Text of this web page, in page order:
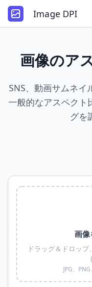
Image DPI
画像のア
SNS、動画サムネ
一般的なアスペクト
グを
画像
ドラッグ＆ドロッ
JPG、